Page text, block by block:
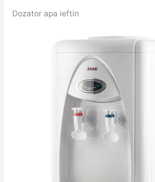
Dozator apa ieftin